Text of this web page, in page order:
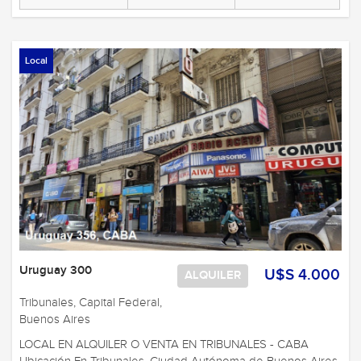
Local
U$S 4.000
ALQUILER
Uruguay 300
Tribunales, Capital Federal,
Buenos Aires
LOCAL EN ALQUILER O VENTA EN TRIBUNALES - CABA